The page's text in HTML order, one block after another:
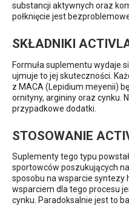
substancji aktywnych oraz
połknięcie jest
SKŁADNIKI
Formuła suplementu wydaje
ujmuje to jej skuteczności.
z MACA (Lepidium meyenii)
ornityny, argininy oraz cynku.
przypadkowe dodatki.
STOSOWANIE
Suplementy tego typu
sportowców poszukujących
sposobu na wsparcie
wsparciem dla tego procesu
cynku. Paradoksalnie jest to